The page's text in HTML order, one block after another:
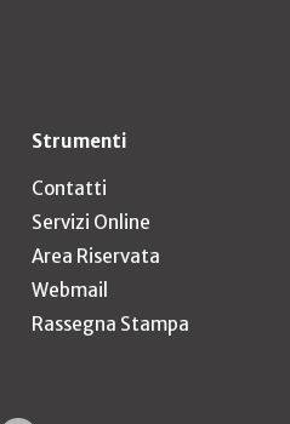
Strumenti
Contatti
Servizi Online
Area Riservata
Webmail
Rassegna Stampa